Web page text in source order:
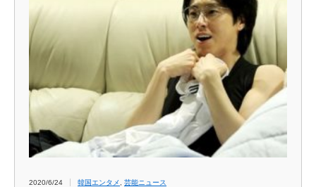
2020/6/24 韓国エンタメ 芸能ニュース